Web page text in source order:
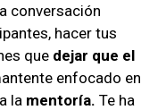
conversación
hacer tus
que dejar que el
enfocado en
la mentoría. Te ha